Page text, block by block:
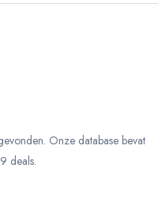
Onze database bevat
deals.